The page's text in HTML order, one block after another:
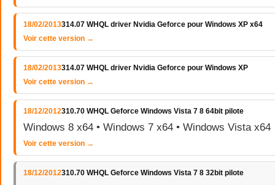
18/02/2013314.07 WHQL driver Nvidia Geforce pour Windows XP x64
Voir cette version →
18/02/2013314.07 WHQL driver Nvidia Geforce pour Windows XP
Voir cette version →
18/12/2012310.70 WHQL Geforce Windows Vista 7 8 64bit pilote
Windows 8 x64 • Windows 7 x64 • Windows Vista x64
Voir cette version →
18/12/2012310.70 WHQL Geforce Windows Vista 7 8 32bit pilote